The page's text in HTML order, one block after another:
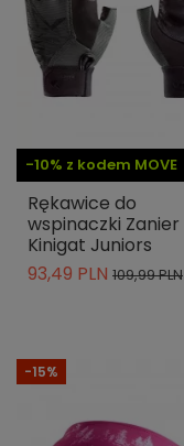
-10% z kodem MOVE
Rękawice do
wspinaczki Zanier
Kinigat Juniors
93,49 PLN 109,99 PLN
-15%